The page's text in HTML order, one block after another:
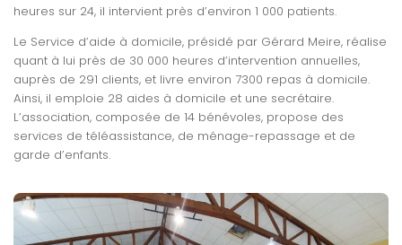
heures sur 24, il intervient près d’environ 1 000 patients.
Le Service d’aide à domicile, présidé par Gérard Meire, réalise
quant à lui près de 30 000 heures d’intervention annuelles,
auprès de 291 clients, et livre environ 7300 repas à domicile.
Ainsi, il emploie 28 aides à domicile et une secrétaire.
L’association, composée de 14 bénévoles, propose des
services de téléassistance, de ménage-repassage et de
garde d’enfants.